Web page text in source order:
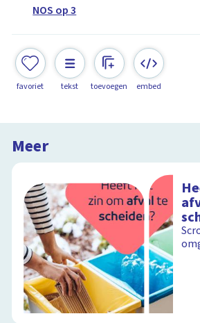
NOS op 3
favoriet tekst toevoegen embed
Meer